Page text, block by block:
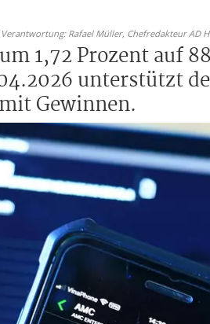
Rafael Müller, Chefredakteur AD
1,72 Prozent auf
unterstützt
Gewinnen.